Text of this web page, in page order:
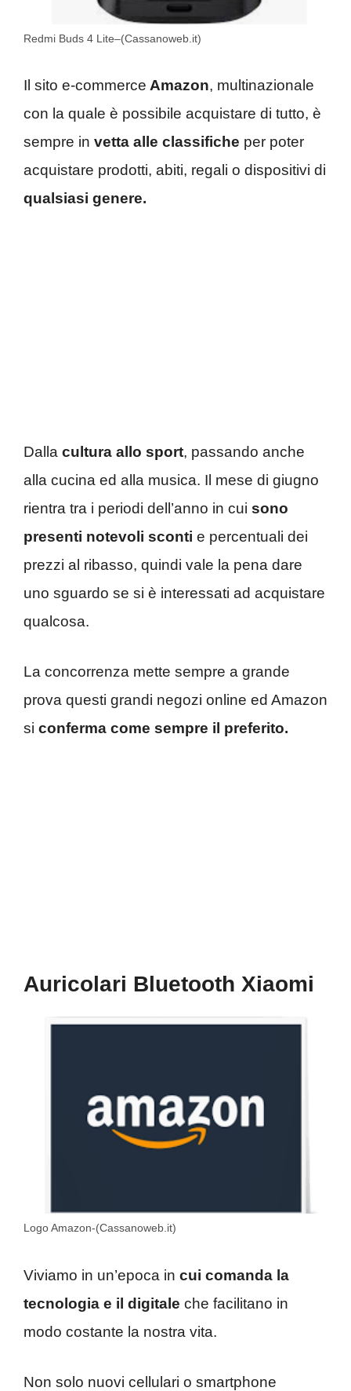
Redmi Buds 4 Lite–(Cassanoweb.it)
Il sito e-commerce Amazon, multinazionale
con la quale è possibile acquistare di tutto, è
sempre in vetta alle classifiche per poter
acquistare prodotti, abiti, regali o dispositivi di
qualsiasi genere.
Dalla cultura allo sport, passando anche
alla cucina ed alla musica. Il mese di giugno
rientra tra i periodi dell’anno in cui sono
presenti notevoli sconti e percentuali dei
prezzi al ribasso, quindi vale la pena dare
uno sguardo se si è interessati ad acquistare
qualcosa.
La concorrenza mette sempre a grande
prova questi grandi negozi online ed Amazon
si conferma come sempre il preferito.
Auricolari Bluetooth Xiaomi
Logo Amazon-(Cassanoweb.it)
Viviamo in un’epoca in cui comanda la
tecnologia e il digitale che facilitano in
modo costante la nostra vita.
Non solo nuovi cellulari o smartphone